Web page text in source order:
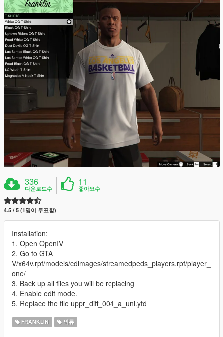
336
다운로드수
11
좋아요수
4.5 / 5 (1명이 투표함)
Installation:
1. Open OpenIV
2. Go to GTA
V/x64v.rpf/models/cdimages/streamedpeds_players.rpf/player_
one/
3. Back up all files you will be replacing
4. Enable edit mode.
5. Replace the file uppr_diff_004_a_uni.ytd
FRANKLIN 의류